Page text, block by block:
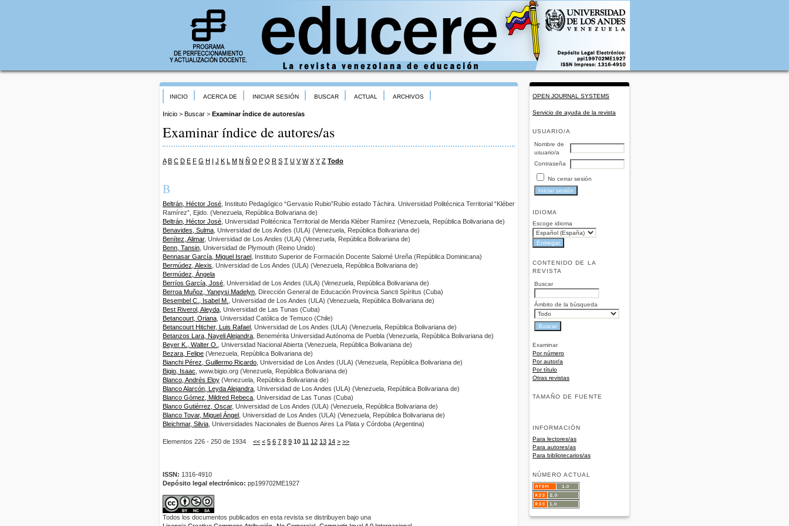
OPEN JOURNAL SYSTEMS
Servicio de ayuda de la revista
USUARIO/A
Nombre de
usuario/a
Contraseña
No cerrar sesión
IDIOMA
Escoge idioma
CONTENIDO DE LA
REVISTA
Buscar
Ámbito de la búsqueda
Examinar
Por número
Por autor/a
Por título
Otras revistas
TAMAÑO DE FUENTE
INFORMACIÓN
Para lectores/as
Para autores/as
Para bibliotecarios/as
NÚMERO ACTUAL
INICIO ACERCA DE INICIAR SESIÓN BUSCAR ACTUAL ARCHIVOS
Inicio > Buscar > Examinar índice de autores/as
Examinar índice de autores/as
A B C D E F G H I J K L M N Ñ O P Q R S T U V W X Y Z Todo
B
Beltrán, Héctor José , Instituto Pedagógico “Gervasio Rubio”Rubio estado Táchira. Universidad Politécnica Territorial “Kléber
Ramírez”, Ejido. (Venezuela, República Bolivariana de)
Beltrán, Héctor José , Universidad Politécnica Territorial de Merida Kléber Ramírez (Venezuela, República Bolivariana de)
Benavides, Sulma , Universidad de Los Andes (ULA) (Venezuela, República Bolivariana de)
Benítez, Alimar, Universidad de Los Andes (ULA) (Venezuela, República Bolivariana de)
Benn, Tansin , Universidad de Plymouth (Reino Unido)
Bennasar García, Miguel Israel
, Instituto Superior de Formación Docente Salomé Ureña (República Dominicana)
Bermúdez, Alexis , Universidad de Los Andes (ULA) (Venezuela, República Bolivariana de)
Bermúdez, Ángela
Berríos García, José , Universidad de Los Andes (ULA) (Venezuela, República Bolivariana de)
Berroa Muñoz, Yaneysi Madelyn , Dirección General de Educación Provincia Sancti Spíritus (Cuba)
Besembel C., Isabel M.
, Universidad de Los Andes (ULA) (Venezuela, República Bolivariana de)
Best Riverol, Aleyda , Universidad de Las Tunas (Cuba)
Betancourt, Oriana , Universidad Católica de Temuco (Chile)
Betancourt Hitcher, Luis Rafael
, Universidad de Los Andes (ULA) (Venezuela, República Bolivariana de)
Betanzos Lara, Nayeli Alejandra , Benemérita Universidad Autónoma de Puebla (Venezuela, República Bolivariana de)
Beyer K., Walter O.
, Universidad Nacional Abierta (Venezuela, República Bolivariana de)
Bezara, Felipe (Venezuela, República Bolivariana de)
Bianchi Pérez, Guillermo Ricardo , Universidad de Los Andes (ULA) (Venezuela, República Bolivariana de)
Bigio, Isaac , www.bigio.org (Venezuela, República Bolivariana de)
Blanco, Andrés Eloy (Venezuela, República Bolivariana de)
Blanco Alarcón, Leyda Alejandra , Universidad de Los Andes (ULA) (Venezuela, República Bolivariana de)
Blanco Gómez, Mildred Rebeca , Universidad de Las Tunas (Cuba)
Blanco Gutiérrez, Oscar, Universidad de Los Andes (ULA) (Venezuela, República Bolivariana de)
Blanco Tovar, Miguel Ángel
, Universidad de Los Andes (ULA) (Venezuela, República Bolivariana de)
Bleichmar, Silvia , Universidades Nacionales de Buenos Aires La Plata y Córdoba (Argentina)
Elementos 226 - 250 de 1934 << < 5 6 7 8 9 10 11 12 13 14 > >>
ISSN: 1316-4910
Depósito legal electrónico: pp199702ME1927
Todos los documentos publicados en esta revista se distribuyen bajo una